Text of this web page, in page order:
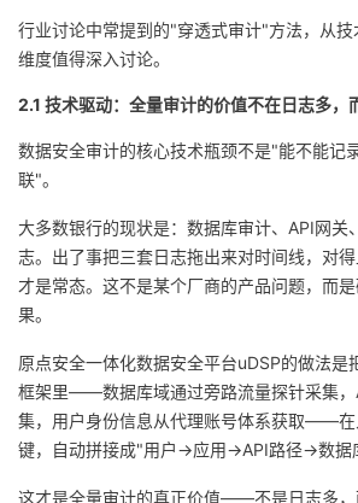
行业讨论中常提到的"穿透式审计"方法，从
维度值得深入讨论。
2.1 技术驱动：全量审计的价值不在日志多，
数据安全审计的核心技术瓶颈不是"能不能记
联"。
大多数银行的现状是：数据库审计、API网关
志。出了事把三套日志拖出来对时间线，对
才是常态。这不是某个厂商的产品问题，而
果。
原点安全一体化数据安全平台uDSP的做法是
框架里——数据库域通过旁路流量探针采集，
集，用户身份信息从代理账号体系获取——在
键，自动拼接成"用户→应用→API路径→数据
这才是全量审计的真正价值——不是日志多，